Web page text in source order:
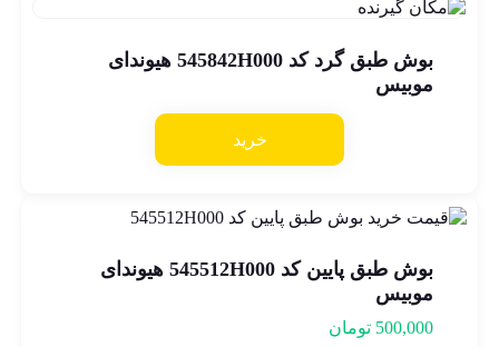
بوش طبق گرد کد 545842H000 هیوندای
موبیس
خرید
بوش طبق پایین کد 545512H000 هیوندای
موبیس
500,000 تومان